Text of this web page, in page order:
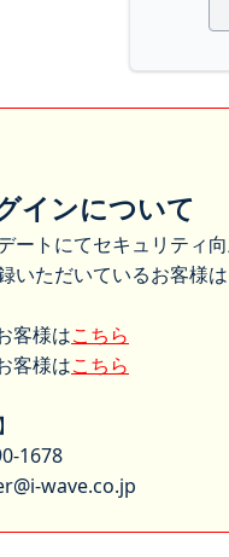
インについて
ートにてセキュリティ
いただいているお客様
客様はこちら
客様はこちら
1678
wave.co.jp